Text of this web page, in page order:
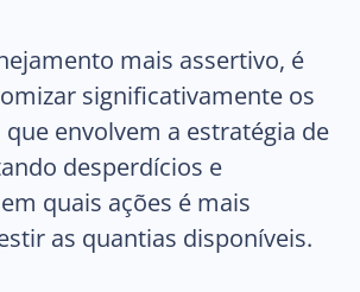
mais assertivo, é
significativamente os
envolvem a estratégia de
desperdícios e
quais ações é mais
as quantias disponíveis.